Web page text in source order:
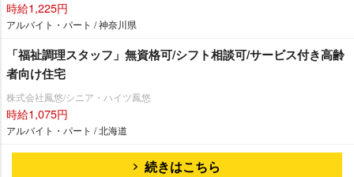
時給1,225円
アルバイト・パート / 神奈川県
「福祉調理スタッフ」無資格可/シフト相談可/サービス付き高齢
者向け住宅
株式会社鳳悠/シニア・ハイツ鳳悠
時給1,075円
アルバイト・パート / 北海道
続きはこちら